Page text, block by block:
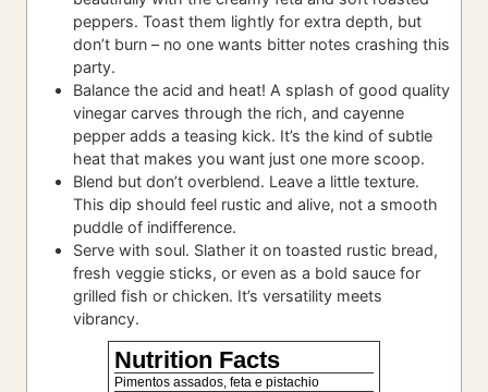
peppers. Toast them lightly for extra depth, but
don’t burn – no one wants bitter notes crashing this
party.
Balance the acid and heat! A splash of good quality
vinegar carves through the rich, and cayenne
pepper adds a teasing kick. It’s the kind of subtle
heat that makes you want just one more scoop.
Blend but don’t overblend. Leave a little texture.
This dip should feel rustic and alive, not a smooth
puddle of indifference.
Serve with soul. Slather it on toasted rustic bread,
fresh veggie sticks, or even as a bold sauce for
grilled fish or chicken. It’s versatility meets
vibrancy.
Nutrition Facts
Pimentos assados, feta e pistachio